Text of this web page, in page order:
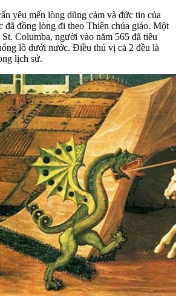
yêu mến lòng dũng cảm và đức tin của
đã đồng lòng đi theo Thiên chúa giáo. Một
Columba, người vào năm 565 đã tiêu
lồ dưới nước. Điều thú vị cả 2 đều là
lịch sử.